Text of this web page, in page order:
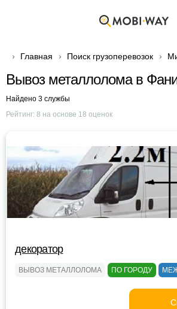
Главная Поиск грузоперевозок
Вывоз металлолома в
Найдено 3 службы
Рейтинг: 8 на основе 18 оценок
декоратор
ВЫВОЗ МЕТАЛЛОЛОМА ПО ГОРОДУ